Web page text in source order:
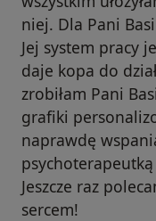
niej. Dla Pani
Jej system pracy
daje kopa do
zrobiłam Pani
grafiki
naprawdę
Jeszcze raz
sercem!